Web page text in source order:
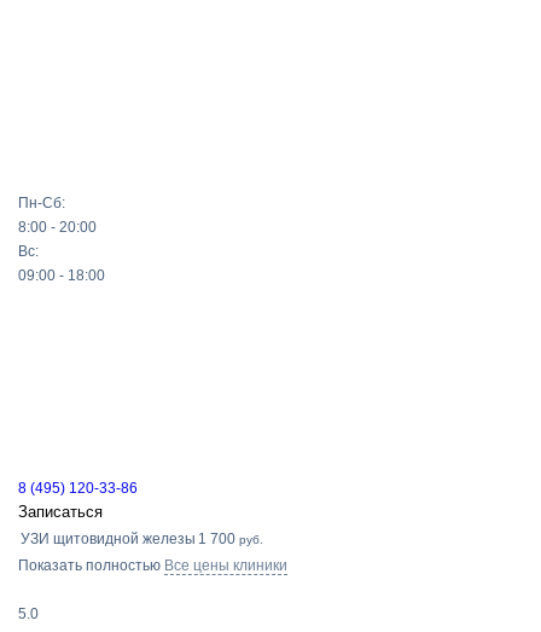
Пн-Сб:
8:00 - 20:00
Вс:
09:00 - 18:00
8 (495) 120-33-86
Записаться
УЗИ щитовидной железы 1 700 руб.
Показать полностью Все цены клиники
5.0